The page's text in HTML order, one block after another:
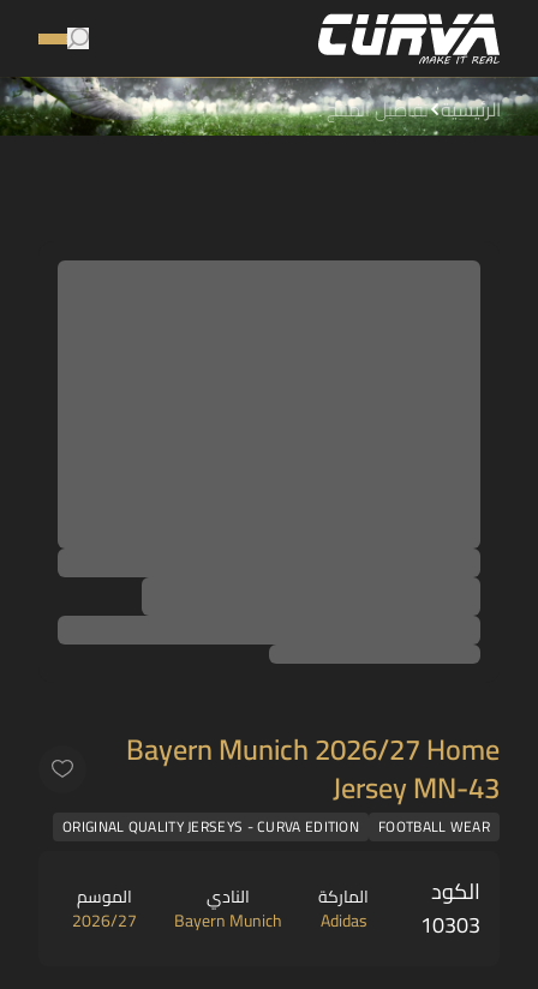
الرئيسية تفاصيل المنتج
Bayern Munich 2026/27 Home
Jersey MN-43
FOOTBALL WEAR
ORIGINAL QUALITY JERSEYS - CURVA EDITION
الكود
10303
الماركة
Adidas
النادي
Bayern Munich
الموسم
2026/27